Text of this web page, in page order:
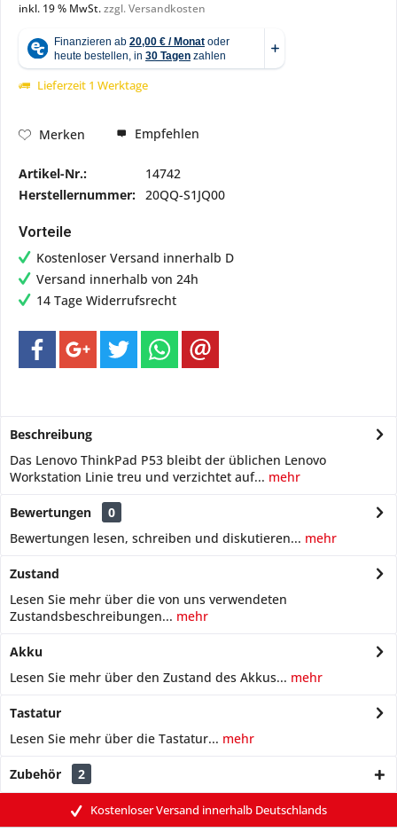
inkl. 19 % MwSt.zzgl. Versandkosten
Lieferzeit 1 Werktage
Merken Empfehlen
Artikel-Nr.:
14742
Herstellernummer: 20QQ-S1JQ00
Vorteile
Kostenloser Versand innerhalb D
Versand innerhalb von 24h
14 Tage Widerrufsrecht
Beschreibung
Das Lenovo ThinkPad P53 bleibt der üblichen Lenovo
Workstation Linie treu und verzichtet auf... mehr
Bewertungen
0
Bewertungen lesen, schreiben und diskutieren... mehr
Zustand
Lesen Sie mehr über die von uns verwendeten
Zustandsbeschreibungen... mehr
Akku
Lesen Sie mehr über den Zustand des Akkus... mehr
Tastatur
Lesen Sie mehr über die Tastatur... mehr
Zubehör 2
Kostenloser Versand innerhalb Deutschlands